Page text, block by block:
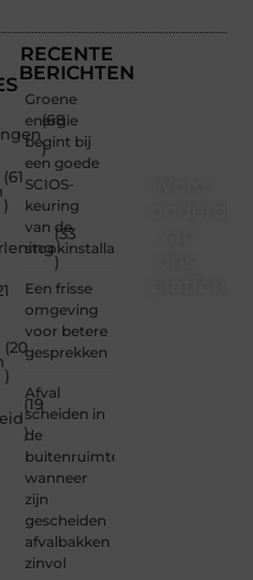
(68
)
(61
)
(33
)
(20
)
(19
)
RECENTE
BERICHTEN
Groene
energie
begint bij
een goede
SCIOS-
keuring
van de
stookinstallatie
Een frisse
omgeving
voor betere
gesprekken
Afval
scheiden in
de
buitenruimte:
wanneer
zijn
gescheiden
afvalbakken
zinvol